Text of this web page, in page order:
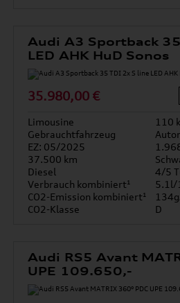
Audi A3 Sportback
LED AHK HuD Sonos
35.980,00 €
Limousine
110
Gebrauchtfahrzeug
EZ: 05/2025
37.500 km
Diesel
4/5
Verbrauch kombiniert¹
5.1l/
CO2-Emission kombiniert¹
CO2-Klasse
D
Audi RS5 Avant
UPE 109.650,-